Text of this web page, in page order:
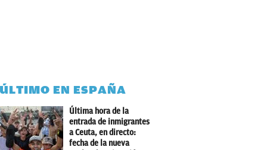
EN ESPAÑA
Última hora de la
entrada de inmigrantes
a Ceuta, en directo:
fecha de la nueva